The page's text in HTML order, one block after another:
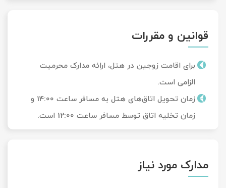
قوانین و مقررات
برای اقامت زوجین در هتل، ارائه مدارک محرمیت
الزامی است.
زمان تحویل‌ اتاق‌های هتل به مسافر ساعت 14:00 و
زمان تخلیه اتاق توسط مسافر ساعت 12:00 است.
مدارک مورد نیاز